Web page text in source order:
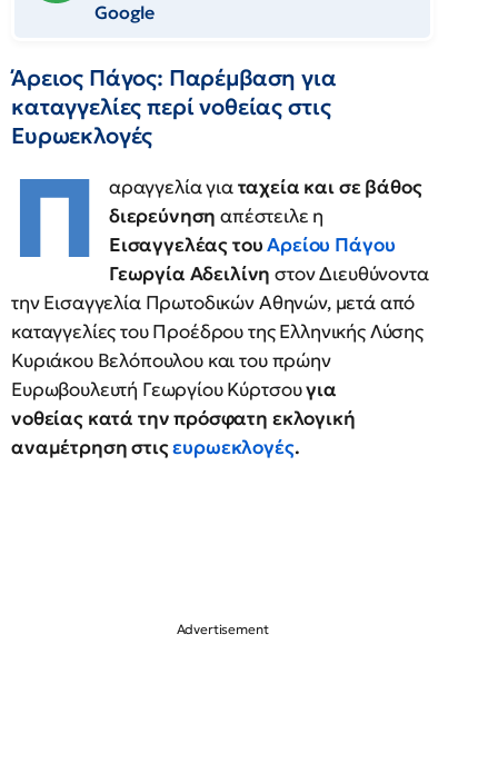
Google
Άρειος Πάγος: Παρέμβαση για
καταγγελίες περί νοθείας στις
Ευρωεκλογές
Π αραγγελία γιαταχεία και σε βάθος
διερεύνησηαπέστειλε η
Εισαγγελέας τουΑρείου Πάγου
Γεωργία Αδειλίνη στον Διευθύνοντα
την Εισαγγελία Πρωτοδικών Αθηνών, μετά από
καταγγελίες του Προέδρου της Ελληνικής Λύσης
Κυριάκου Βελόπουλου και του πρώην
Ευρωβουλευτή Γεωργίου Κύρτσουγια
νοθείας κατά την πρόσφατη εκλογική
αναμέτρηση στιςευρωεκλογές.